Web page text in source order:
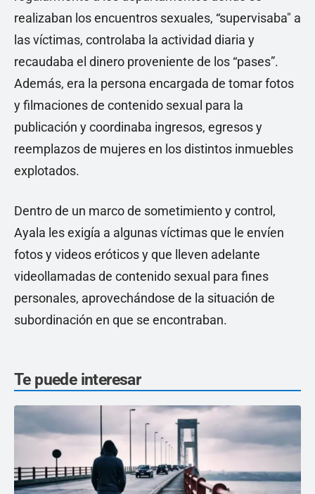
realizaban los encuentros sexuales, “supervisaba" a
las víctimas, controlaba la actividad diaria y
recaudaba el dinero proveniente de los “pases”.
Además, era la persona encargada de tomar fotos
y filmaciones de contenido sexual para la
publicación y coordinaba ingresos, egresos y
reemplazos de mujeres en los distintos inmuebles
explotados.
Dentro de un marco de sometimiento y control,
Ayala les exigía a algunas víctimas que le envíen
fotos y videos eróticos y que lleven adelante
videollamadas de contenido sexual para fines
personales, aprovechándose de la situación de
subordinación en que se encontraban.
Te puede interesar